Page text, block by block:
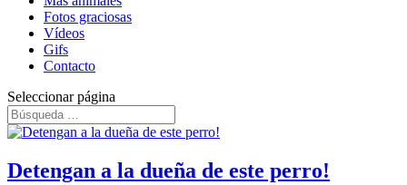
Fotos graciosas
Vídeos
Gifs
Contacto
Seleccionar página
Detengan a la dueña de este perro!